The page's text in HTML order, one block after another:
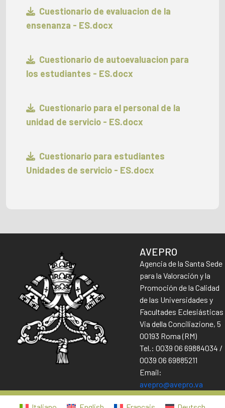
Cuestionario de evaluacion de la
ensenanza - ES.docx
Cuestionario de autoevaluacion para
los estudiantes - ES.docx
Cuestionario para el personal de la
unidad de servicio - ES.docx
Cuestionario para estudiantes
Unidades de servicio - ES.docx
AVEPRO
Agencia de la Santa Sede
para la Valoración y la
Promoción de la Calidad
de las Universidades y
Facultades Eclesiásticas
Via della Conciliazione, 5
00193 Roma (RM)
Tel.: 0039 06 69884034 /
0039 06 69885211
Email:
avepro@avepro.va